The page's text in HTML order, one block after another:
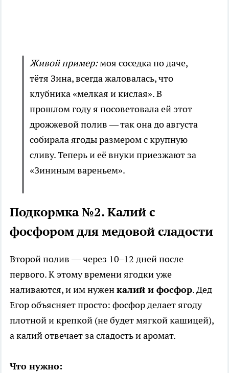
Живой пример:моя соседка по даче,
тётя Зина, всегда жаловалась, что
клубника «мелкая и кислая». В
прошлом году я посоветовала ей этот
дрожжевой полив — так она до августа
собирала ягоды размером с крупную
сливу. Теперь и её внуки приезжают за
«Зининым вареньем».
Подкормка №2. Калий с
фосфором для медовой сладости
Второй полив — через 10–12 дней после
первого. К этому времени ягодки уже
наливаются, и им нуженкалий и фосфор. Дед
Егор объясняет просто: фосфор делает ягоду
плотной и крепкой (не будет мягкой кашицей),
а калий отвечает за сладость и аромат.
Что нужно: